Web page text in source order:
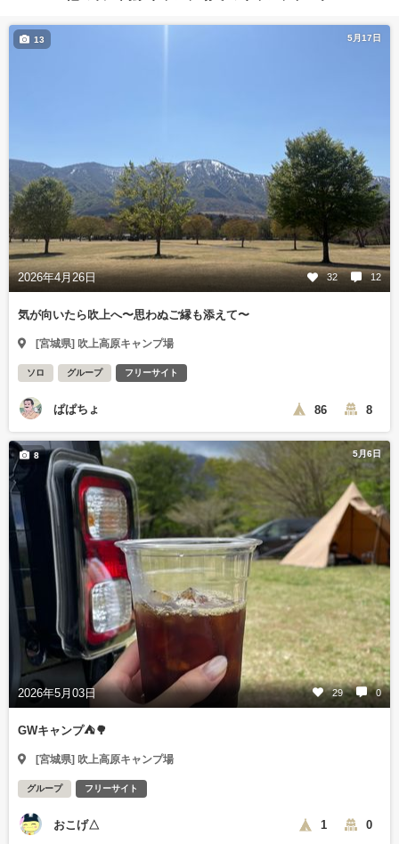
5月17日
2026年4月26日 32 12
13
気が向いたら吹上へ〜思わぬご縁も添えて〜
[宮城県] 吹上高原キャンプ場
ソロ グループ フリーサイト
ぱぱちょ 86 8
5月6日
2026年5月03日 29 0
8
GWキャンプ⛺️🌳
[宮城県] 吹上高原キャンプ場
グループ フリーサイト
おこげ△ 1 0